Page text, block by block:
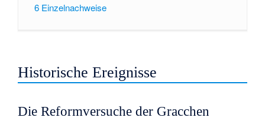
6 Einzelnachweise
Historische Ereignisse
Die Reformversuche der Gracchen